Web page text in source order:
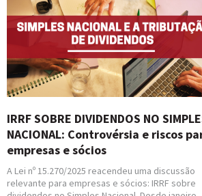
IRRF SOBRE DIVIDENDOS NO
NACIONAL: Controvérsia e riscos
empresas e sócios
A Lei nº 15.270/2025 reacendeu uma discussão
relevante para empresas e sócios: IRRF sobre